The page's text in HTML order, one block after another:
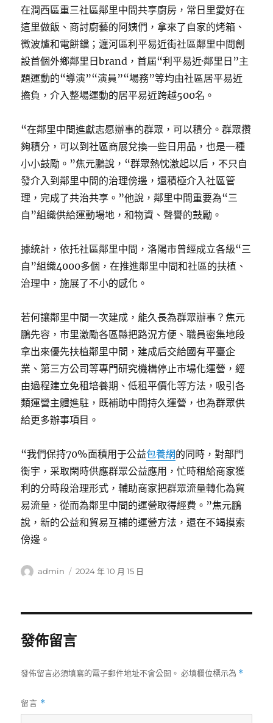
在澗西區重三社區鄰里中間共享廚房，常日里愛好在
這里做飯、商討廚藝的阿姨們，拿來了自家的烤箱、
微波爐和電餅鐺；瀍河區利平易近街社區鄰里中間創
設首個外鄉鄰里日brand，首屆“利平易近·鄰里日”主
題運動的“導演”“演員”“場務”等均由社區居平易近
擔負，介入整場運動的居平易近跨越500名。
“在鄰里中間進獻志愿辦事的群眾，可以積分。群眾攢
夠積分，可以到社區商展兌換一些日用品，也是一種
小小鼓勵。”焦元鵬說，“群眾熱忱激起以后，不只自
發介入到鄰里中間的治理傍邊，還積極介入社區管
理，完成了共治共享。”他說，鄰里中間重要為“三
自”組織供給運動場地，和物資、聲譽的鼓勵。
據統計，依托社區鄰里中間，洛陽市曾經成立各級“三
自”組織4000多個，在推進鄰里中間和社區的扶植、
治理中，施展了不小的感化。
若何讓鄰里中間一次建成，能久長為群眾辦事？焦元
鵬先容，市里激勵各區縣把路況方便、職員密集地段
拿出來優先扶植鄰里中間，建成后交給國有平臺企
業、第三方公司等專門研究機構停止市場化運營，經
由過程建立免租培養期、低租平價化等方法，吸引各
類運營主體進駐，既補助中間持久運營，也為群眾供
給更多辦事項目。
“我們保持70%面積用于公益包養網的同時，對部門
衡宇，采取閑時供應群眾公益應用，忙時租給商家獲
利的分時段治理形式，輔助商家把群眾流量轉化為貿
易流量，從而為鄰里中間的運營取得經費。”焦元鵬
說，新的公益和貿易互補的運營方法，還在不竭摸索
傍邊。
作
admin
發
2024 年 10 月 15 日
發佈留言
發佈留言必須填寫的電子郵件地址不會公開。 必填欄位標示為 *
留言 *